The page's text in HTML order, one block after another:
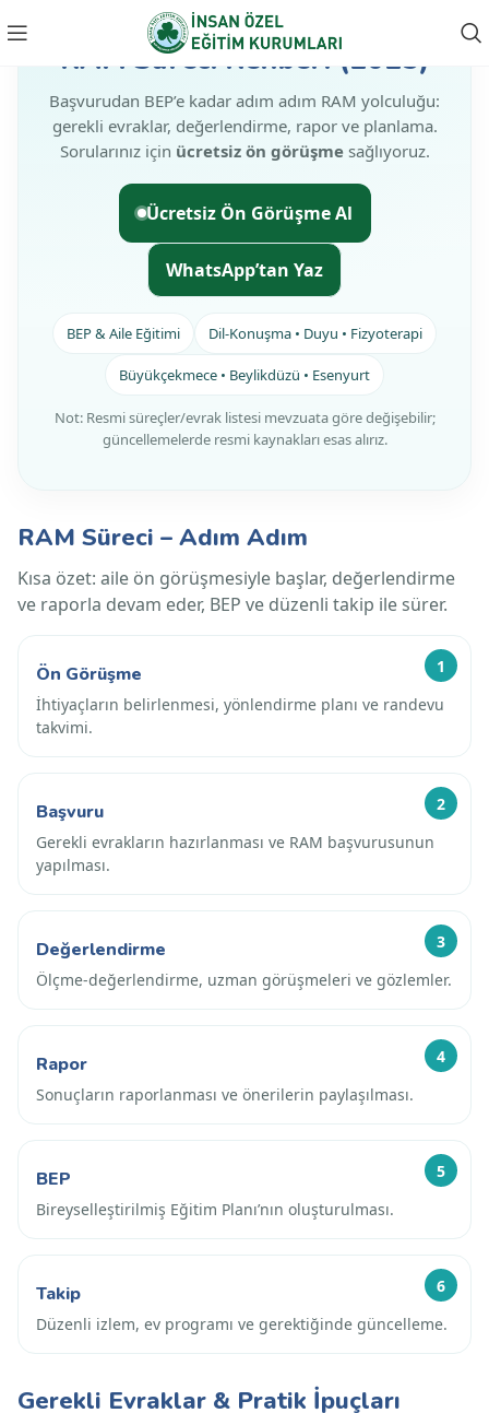
RAM Süreci Rehberi (2025)
Başvurudan BEP’e kadar adım adım RAM yolculuğu:
gerekli evraklar, değerlendirme, rapor ve planlama.
Sorularınız için ücretsiz ön görüşmesağlıyoruz.
Ücretsiz Ön Görüşme Al
WhatsApp’tan Yaz
BEP & Aile Eğitimi Dil-Konuşma • Duyu • Fizyoterapi
Büyükçekmece • Beylikdüzü • Esenyurt
Not: Resmi süreçler/evrak listesi mevzuata göre değişebilir;
güncellemelerde resmi kaynakları esas alırız.
RAM Süreci – Adım Adım
Kısa özet: aile ön görüşmesiyle başlar, değerlendirme
ve raporla devam eder, BEP ve düzenli takip ile sürer.
1
Ön Görüşme
İhtiyaçların belirlenmesi, yönlendirme planı ve randevu
takvimi.
2
Başvuru
Gerekli evrakların hazırlanması ve RAM başvurusunun
yapılması.
3
Değerlendirme
Ölçme-değerlendirme, uzman görüşmeleri ve gözlemler.
4
Rapor
Sonuçların raporlanması ve önerilerin paylaşılması.
5
BEP
Bireyselleştirilmiş Eğitim Planı’nın oluşturulması.
6
Takip
Düzenli izlem, ev programı ve gerektiğinde güncelleme.
Gerekli Evraklar & Pratik İpuçları